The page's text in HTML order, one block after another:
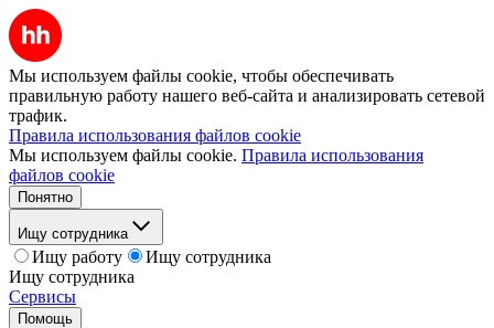
Мы используем файлы cookie, чтобы обеспечивать
правильную работу нашего веб-сайта и анализировать сетевой
трафик.
Правила использования файлов cookie
Мы используем файлы cookie. Правила использования
файлов cookie
Понятно
Ищу сотрудника
Ищу работу
Ищу сотрудника
Ищу сотрудника
Сервисы
Помощь